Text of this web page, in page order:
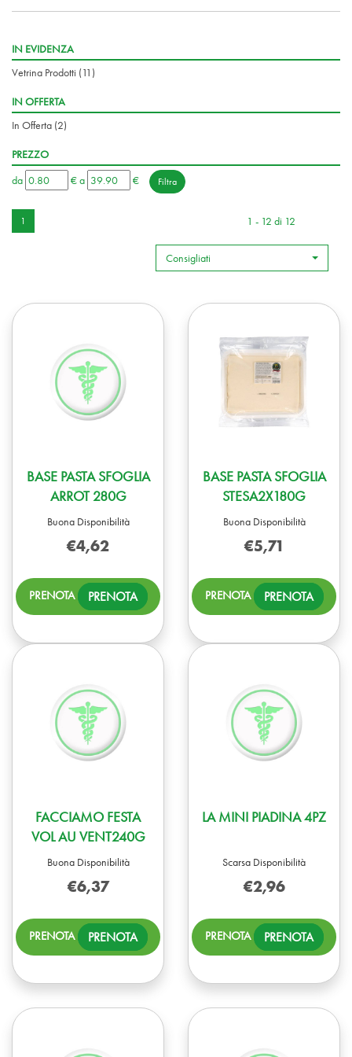
IN EVIDENZA
Vetrina Prodotti (11)
IN OFFERTA
In Offerta (2)
PREZZO
filtra
da € filtra
a €
1 1 - 12 di 12
Consigliati
BASE PASTA SFOGLIA
ARROT 280G
Buona Disponibilità
€4,62
PRENOTA PRENOTA BASE
PASTA
SFOGLIA
ARROT
280G AL
BASE PASTA SFOGLIA
STESA2X180G
Buona Disponibilità
€5,71
PRENOTA
PASTA
FACCIAMO FESTA
VOL AU VENT240G
Buona Disponibilità
€6,37
PRENOTA PRENOTA FACCIAMO
FESTA
VOL
AU
CARRELLO
LA MINI PIADINA 4PZ
Scarsa Disponibilità
€2,96
PRENOTA
MINI
4PZ